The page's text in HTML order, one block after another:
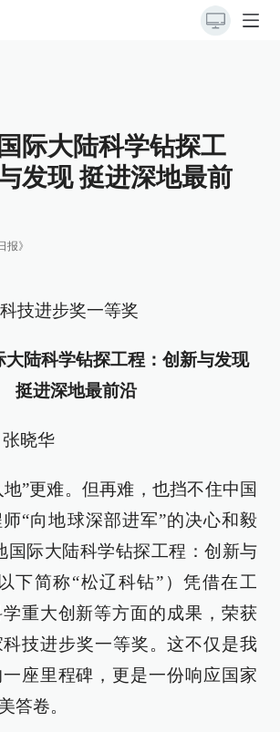
际大陆科学钻探工
发现 挺进深地最前
报》
技进步奖一等奖
大陆科学钻探工程：创新与发现
挺进深地最前沿
晓华
地”更难。但再难，也挡不住中国
“向地球深部进军”的决心和毅
国际大陆科学钻探工程：创新与
下简称“松辽科钻”）凭借在工
重大创新等方面的成果，荣获
科技进步奖一等奖。这不仅是我
座里程碑，更是一份响应国家
答卷。